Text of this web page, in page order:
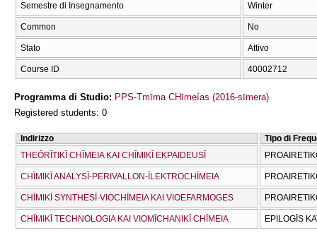
Semestre di Insegnamento Winter
Common No
Stato Attivo
Course ID 40002712
Programma di Studio: PPS-Tmīma CΗīmeías (2016-sīmera)
Registered students: 0
Indirizzo
Tipo di
THEŌRĪTIKĪ CΗĪMEIA KAI CΗĪMIKĪ EKPAIDEUSĪ
CΗĪMIKĪ ANALYSĪ-PERIVALLON-ĪLEKTROCΗĪMEIA
CΗĪMIKĪ SYNTHESĪ-VIOCΗĪMEIA KAI VIOEFARMOGES
CΗĪMIKĪ TECΗNOLOGIA KAI VIOMĪCΗANIKĪ CΗĪMEIA EPILOGĪS